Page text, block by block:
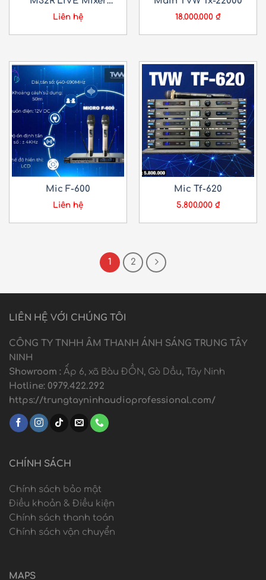
Digital 40 input 25
Bus Midas
Liên hệ 18.000.000 ₫
Mic F-600
Liên hệ
Mic Tf-620
5.800.000 ₫
1 2
LIÊN HỆ VỚI CHÚNG TÔI
CÔNG TY TNHH ÂM THANH ÁNH SÁNG TRUNG TÂY
NINH
Showroom : Ấp 6, xã Bàu ĐỒN, Gò Dầu, Tây Ninh
Hotline: 0979.422.292
https://trungtayninhaudioprofessional.com/
CHÍNH SÁCH
Chính sách bảo mật
Điều khoản & Điều kiện
Chính sách thanh toán
Chính sách vận chuyển
MAPS